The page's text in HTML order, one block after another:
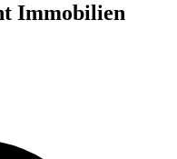
Immobilien